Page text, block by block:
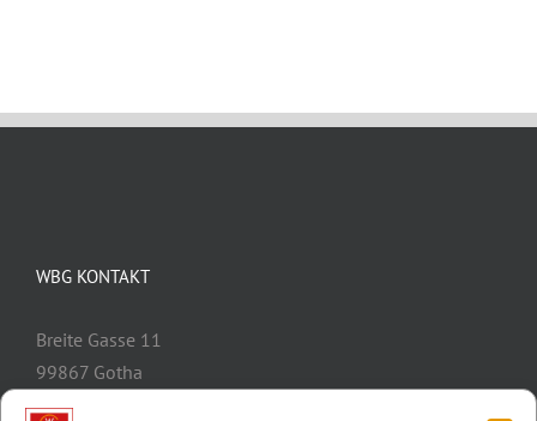
WBG KONTAKT
Breite Gasse 11
99867 Gotha
Telefon: